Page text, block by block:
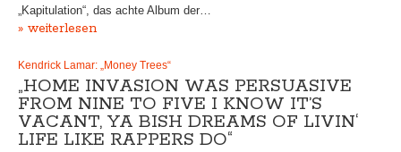
„Kapitulation“, das achte Album der…
» weiterlesen
Kendrick Lamar: „Money Trees“
„HOME INVASION WAS PERSUASIVE
FROM NINE TO FIVE I KNOW IT’S
VACANT, YA BISH DREAMS OF LIVIN‘
LIFE LIKE RAPPERS DO“